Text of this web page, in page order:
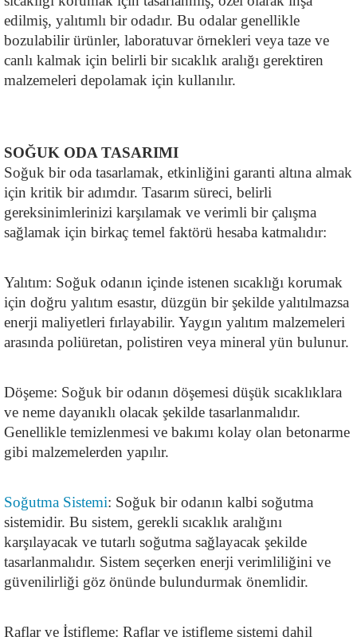
edilmiş, yalıtımlı bir odadır. Bu odalar genellikle
bozulabilir ürünler, laboratuvar örnekleri veya taze ve
canlı kalmak için belirli bir sıcaklık aralığı gerektiren
malzemeleri depolamak için kullanılır.
SOĞUK ODA TASARIMI
Soğuk bir oda tasarlamak, etkinliğini garanti altına almak
için kritik bir adımdır. Tasarım süreci, belirli
gereksinimlerinizi karşılamak ve verimli bir çalışma
sağlamak için birkaç temel faktörü hesaba katmalıdır:
Yalıtım: Soğuk odanın içinde istenen sıcaklığı korumak
için doğru yalıtım esastır, düzgün bir şekilde yalıtılmazsa
enerji maliyetleri fırlayabilir. Yaygın yalıtım malzemeleri
arasında poliüretan, polistiren veya mineral yün bulunur.
Döşeme: Soğuk bir odanın döşemesi düşük sıcaklıklara
ve neme dayanıklı olacak şekilde tasarlanmalıdır.
Genellikle temizlenmesi ve bakımı kolay olan betonarme
gibi malzemelerden yapılır.
Soğutma Sistemi: Soğuk bir odanın kalbi soğutma
sistemidir. Bu sistem, gerekli sıcaklık aralığını
karşılayacak ve tutarlı soğutma sağlayacak şekilde
tasarlanmalıdır. Sistem seçerken enerji verimliliğini ve
güvenilirliği göz önünde bulundurmak önemlidir.
Raflar ve İstifleme: Raflar ve istifleme sistemi dahil